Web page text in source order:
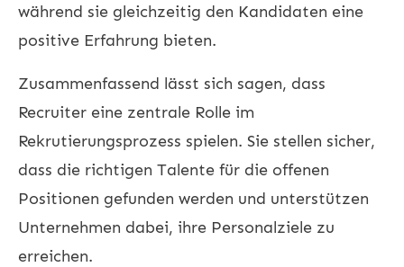
während sie gleichzeitig den Kandidaten eine
positive Erfahrung bieten.
Zusammenfassend lässt sich sagen, dass
Recruiter eine zentrale Rolle im
Rekrutierungsprozess spielen. Sie stellen sicher,
dass die richtigen Talente für die offenen
Positionen gefunden werden und unterstützen
Unternehmen dabei, ihre Personalziele zu
erreichen.